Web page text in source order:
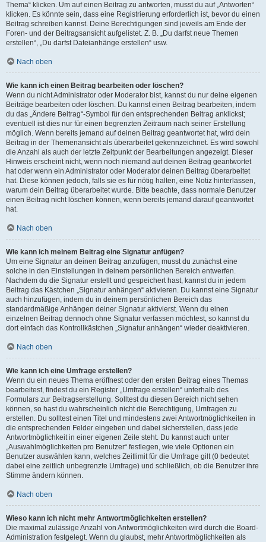
Thema“ klicken. Um auf einen Beitrag zu antworten, musst du auf „Antworten“
klicken. Es könnte sein, dass eine Registrierung erforderlich ist, bevor du einen
Beitrag schreiben kannst. Deine Berechtigungen sind jeweils am Ende der
Foren- und der Beitragsansicht aufgelistet. Z. B. „Du darfst neue Themen
erstellen“, „Du darfst Dateianhänge erstellen“ usw.
Nach oben
Wie kann ich einen Beitrag bearbeiten oder löschen?
Wenn du nicht Administrator oder Moderator bist, kannst du nur deine eigenen
Beiträge bearbeiten oder löschen. Du kannst einen Beitrag bearbeiten, indem
du das „Ändere Beitrag“-Symbol für den entsprechenden Beitrag anklickst;
eventuell ist dies nur für einen begrenzten Zeitraum nach seiner Erstellung
möglich. Wenn bereits jemand auf deinen Beitrag geantwortet hat, wird dein
Beitrag in der Themenansicht als überarbeitet gekennzeichnet. Es wird sowohl
die Anzahl als auch der letzte Zeitpunkt der Bearbeitungen angezeigt. Dieser
Hinweis erscheint nicht, wenn noch niemand auf deinen Beitrag geantwortet
hat oder wenn ein Administrator oder Moderator deinen Beitrag überarbeitet
hat. Diese können jedoch, falls sie es für nötig halten, eine Notiz hinterlassen,
warum dein Beitrag überarbeitet wurde. Bitte beachte, dass normale Benutzer
einen Beitrag nicht löschen können, wenn bereits jemand darauf geantwortet
hat.
Nach oben
Wie kann ich meinem Beitrag eine Signatur anfügen?
Um eine Signatur an deinen Beitrag anzufügen, musst du zunächst eine
solche in den Einstellungen in deinem persönlichen Bereich entwerfen.
Nachdem du die Signatur erstellt und gespeichert hast, kannst du in jedem
Beitrag das Kästchen „Signatur anhängen“ aktivieren. Du kannst eine Signatur
auch hinzufügen, indem du in deinem persönlichen Bereich das
standardmäßige Anhängen deiner Signatur aktivierst. Wenn du einen
einzelnen Beitrag dennoch ohne Signatur verfassen möchtest, so kannst du
dort einfach das Kontrollkästchen „Signatur anhängen“ wieder deaktivieren.
Nach oben
Wie kann ich eine Umfrage erstellen?
Wenn du ein neues Thema eröffnest oder den ersten Beitrag eines Themas
bearbeitest, findest du ein Register „Umfrage erstellen“ unterhalb des
Formulars zur Beitragserstellung. Solltest du diesen Bereich nicht sehen
können, so hast du wahrscheinlich nicht die Berechtigung, Umfragen zu
erstellen. Du solltest einen Titel und mindestens zwei Antwortmöglichkeiten in
die entsprechenden Felder eingeben und dabei sicherstellen, dass jede
Antwortmöglichkeit in einer eigenen Zeile steht. Du kannst auch unter
„Auswahlmöglichkeiten pro Benutzer“ festlegen, wie viele Optionen ein
Benutzer auswählen kann, welches Zeitlimit für die Umfrage gilt (0 bedeutet
dabei eine zeitlich unbegrenzte Umfrage) und schließlich, ob die Benutzer ihre
Stimme ändern können.
Nach oben
Wieso kann ich nicht mehr Antwortmöglichkeiten erstellen?
Die maximal zulässige Anzahl von Antwortmöglichkeiten wird durch die Board-
Administration festgelegt. Wenn du glaubst, mehr Antwortmöglichkeiten als